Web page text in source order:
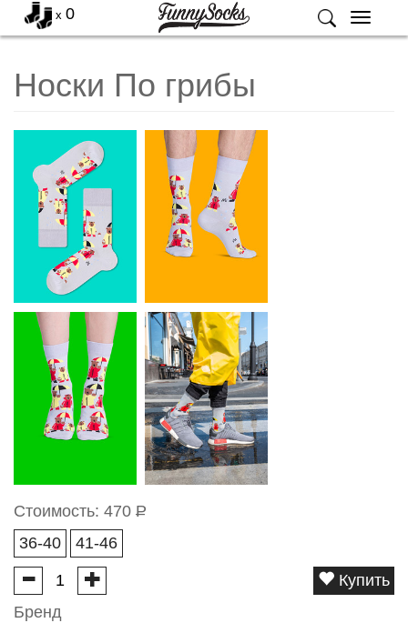
Меню
x 0
Носки По грибы
Стоимость: 470 Р
36-40
41-46
Купить
Бренд